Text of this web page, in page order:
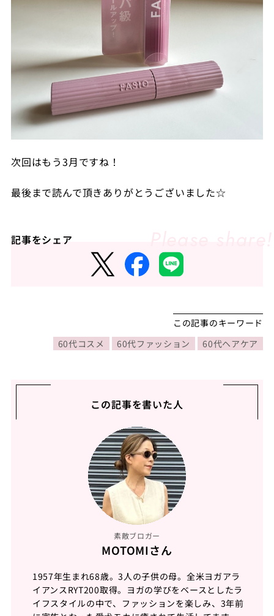
次回はもう3月ですね！
最後まで読んで頂きありがとうございました☆
記事をシェア
この記事のキーワード
60代コスメ
60代ファッション 60代ヘアケア
この記事を書いた人
素敵ブロガー
MOTOMIさん
1957年生まれ68歳。3人の子供の母。全米ヨガアラ
イアンスRYT200取得。ヨガの学びをベースとしたラ
イフスタイルの中で、ファッションを楽しみ、3年前